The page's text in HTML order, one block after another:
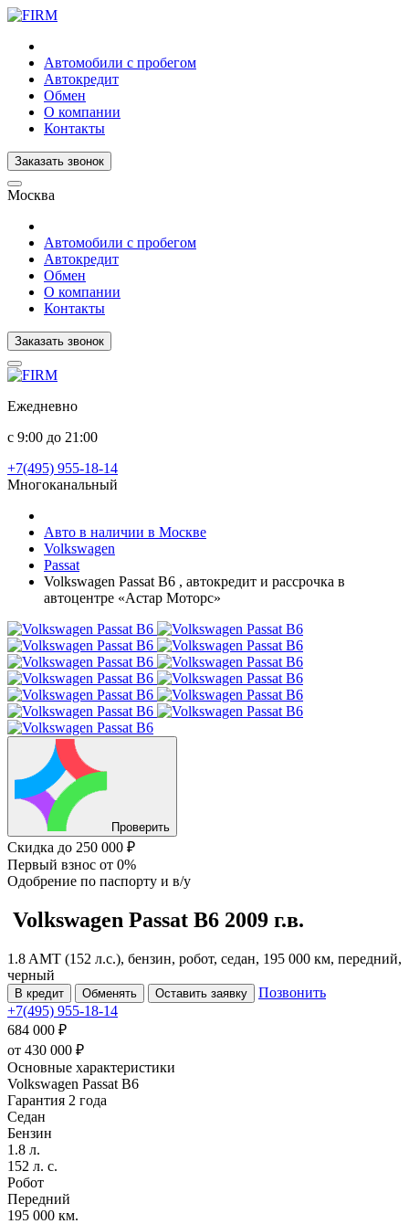
Автомобили с пробегом
Автокредит
Обмен
О компании
Контакты
Заказать звонок
Москва
Автомобили с пробегом
Автокредит
Обмен
О компании
Контакты
Заказать звонок
Ежедневно
с 9:00 до 21:00
+7(495) 955-18-14
Многоканальный
Авто в наличии в Москве
Volkswagen
Passat
Volkswagen Passat B6 , автокредит и рассрочка в
автоцентре «Астар Моторс»
Проверить
Скидка до 250 000 ₽
Первый взнос от 0%
Одобрение по паспорту и в/у
Volkswagen Passat B6 2009 г.в.
1.8 AMT (152 л.с.), бензин, робот, седан, 195 000 км, передний,
черный
В кредит Обменять Оставить заявку
Позвонить
+7(495) 955-18-14
684 000 ₽
от 430 000 ₽
Основные характеристики
Volkswagen Passat B6
Гарантия 2 года
Седан
Бензин
1.8 л.
152 л. с.
Робот
Передний
195 000 км.